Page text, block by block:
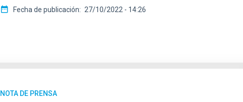
Fecha de publicación 27/10/2022 - 14:26
NOTA DE PRENSA